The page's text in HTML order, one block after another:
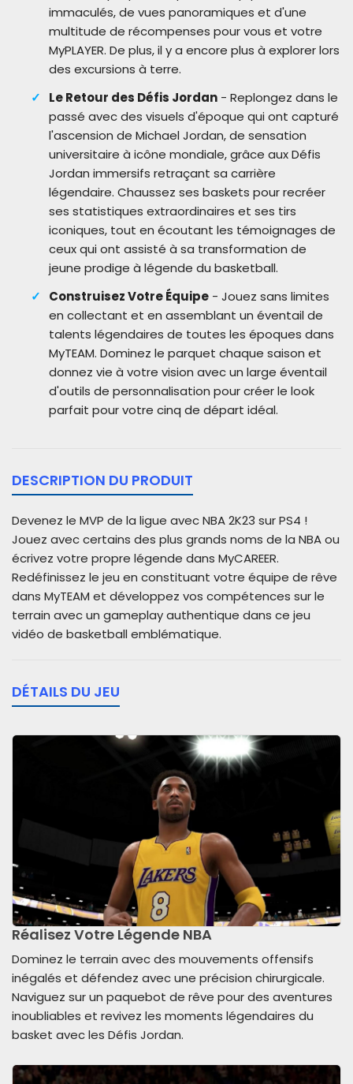
immaculés, de vues panoramiques et d'une
multitude de récompenses pour vous et votre
MyPLAYER. De plus, il y a encore plus à explorer lors
des excursions à terre.
Le Retour des Défis Jordan- Replongez dans le
passé avec des visuels d'époque qui ont capturé
l'ascension de Michael Jordan, de sensation
universitaire à icône mondiale, grâce aux Défis
Jordan immersifs retraçant sa carrière
légendaire. Chaussez ses baskets pour recréer
ses statistiques extraordinaires et ses tirs
iconiques, tout en écoutant les témoignages de
ceux qui ont assisté à sa transformation de
jeune prodige à légende du basketball.
Construisez Votre Équipe- Jouez sans limites
en collectant et en assemblant un éventail de
talents légendaires de toutes les époques dans
MyTEAM. Dominez le parquet chaque saison et
donnez vie à votre vision avec un large éventail
d'outils de personnalisation pour créer le look
parfait pour votre cinq de départ idéal.
DESCRIPTION DU PRODUIT
Devenez le MVP de la ligue avec NBA 2K23 sur PS4 !
Jouez avec certains des plus grands noms de la NBA ou
écrivez votre propre légende dans MyCAREER.
Redéfinissez le jeu en constituant votre équipe de rêve
dans MyTEAM et développez vos compétences sur le
terrain avec un gameplay authentique dans ce jeu
vidéo de basketball emblématique.
DÉTAILS DU JEU
Réalisez Votre Légende NBA
Dominez le terrain avec des mouvements offensifs
inégalés et défendez avec une précision chirurgicale.
Naviguez sur un paquebot de rêve pour des aventures
inoubliables et revivez les moments légendaires du
basket avec les Défis Jordan.